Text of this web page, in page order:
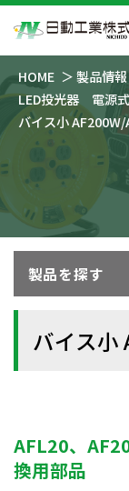
HOME 製品情報
LED投光器 電源式
バイス小
製品を探す
バイス小
AFL20、
換用部品